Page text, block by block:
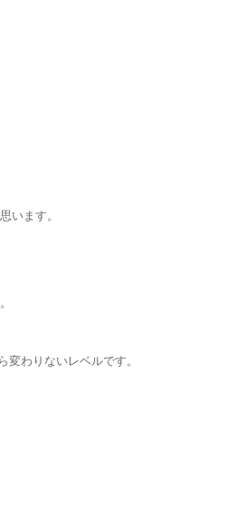
います。
わりないレベルです。